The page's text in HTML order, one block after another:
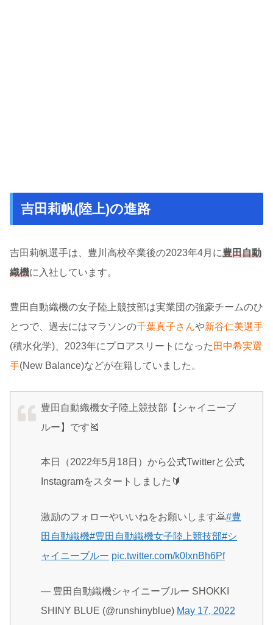
吉田莉帆(陸上)の進路
吉田莉帆選手は、豊川高校卒業後の2023年4月に豊田自動
織機に入社しています。
豊田自動織機の女子陸上競技部は実業団の強豪チームのひ
とつで、過去にはマラソンの千葉真子さんや新谷仁美選手
(積水化学)、2023年にプロアスリートになった 田中希実選
手(New Balance)などが在籍していました。
豊田自動織機女子陸上競技部【シャイニーブ
ルー】です🎽
本日（2022年5月18日）から公式Twitterと公式
Instagramをスタートしました🔰
激励のフォローやいいねをお願いします🙇#豊
田自動織機#豊田自動織機女子陸上競技部#シ
ャイニーブルー pic.twitter.com/k0lxnBh6Pf
— 豊田自動織機シャイニーブルー SHOKKI
SHINY BLUE (@runshinyblue) May 17, 2022